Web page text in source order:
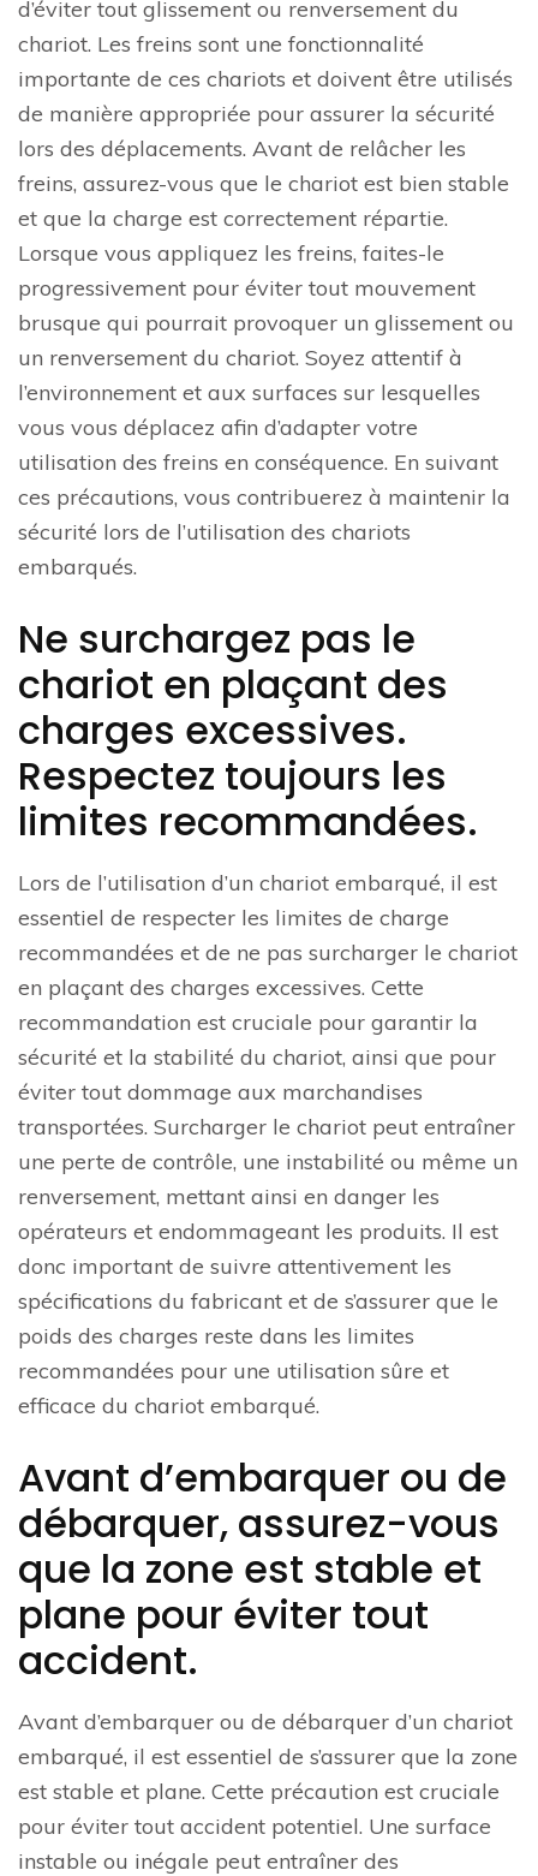
d’éviter tout glissement ou renversement du
chariot. Les freins sont une fonctionnalité
importante de ces chariots et doivent être utilisés
de manière appropriée pour assurer la sécurité
lors des déplacements. Avant de relâcher les
freins, assurez-vous que le chariot est bien stable
et que la charge est correctement répartie.
Lorsque vous appliquez les freins, faites-le
progressivement pour éviter tout mouvement
brusque qui pourrait provoquer un glissement ou
un renversement du chariot. Soyez attentif à
l’environnement et aux surfaces sur lesquelles
vous vous déplacez afin d’adapter votre
utilisation des freins en conséquence. En suivant
ces précautions, vous contribuerez à maintenir la
sécurité lors de l’utilisation des chariots
embarqués.
Ne surchargez pas le
chariot en plaçant des
charges excessives.
Respectez toujours les
limites recommandées.
Lors de l’utilisation d’un chariot embarqué, il est
essentiel de respecter les limites de charge
recommandées et de ne pas surcharger le chariot
en plaçant des charges excessives. Cette
recommandation est cruciale pour garantir la
sécurité et la stabilité du chariot, ainsi que pour
éviter tout dommage aux marchandises
transportées. Surcharger le chariot peut entraîner
une perte de contrôle, une instabilité ou même un
renversement, mettant ainsi en danger les
opérateurs et endommageant les produits. Il est
donc important de suivre attentivement les
spécifications du fabricant et de s’assurer que le
poids des charges reste dans les limites
recommandées pour une utilisation sûre et
efficace du chariot embarqué.
Avant d’embarquer ou de
débarquer, assurez-vous
que la zone est stable et
plane pour éviter tout
accident.
Avant d’embarquer ou de débarquer d’un chariot
embarqué, il est essentiel de s’assurer que la zone
est stable et plane. Cette précaution est cruciale
pour éviter tout accident potentiel. Une surface
instable ou inégale peut entraîner des